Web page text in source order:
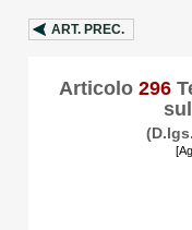
ART. PREC.
Articolo 296